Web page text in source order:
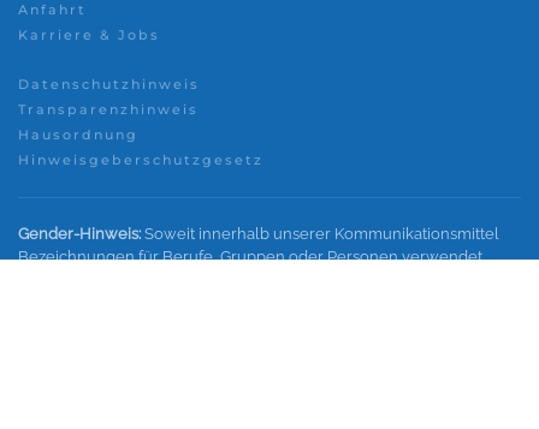
Anfahrt
Karriere & Jobs
Datenschutzhinweis
Transparenzhinweis
Hausordnung
Hinweisgeberschutzgesetz
Gender-Hinweis: Soweit innerhalb unserer Kommunikationsmittel
Bezeichnungen für Berufe, Gruppen oder Personen verwendet